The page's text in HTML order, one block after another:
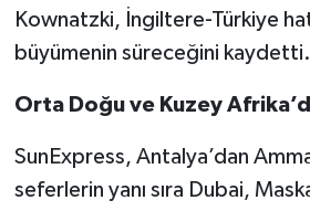
Kownatzki, İngiltere-Türkiye
büyümenin süreceğini kaydetti.
Orta Doğu ve Kuzey
SunExpress, Antalya’dan
seferlerin yanı sıra Dubai,